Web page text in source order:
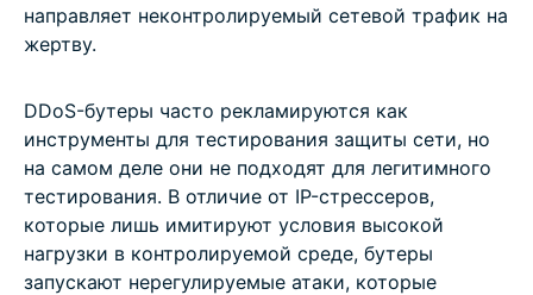
направляет неконтролируемый сетевой трафик на
жертву.
DDoS-бутеры часто рекламируются как
инструменты для тестирования защиты сети, но
на самом деле они не подходят для легитимного
тестирования. В отличие от IP-стрессеров,
которые лишь имитируют условия высокой
нагрузки в контролируемой среде, бутеры
запускают нерегулируемые атаки, которые